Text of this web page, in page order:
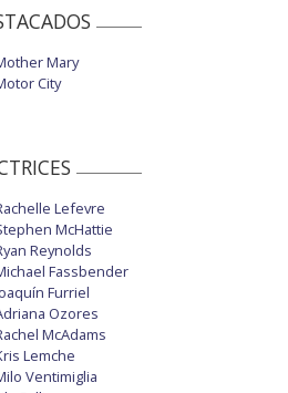
Mary
City
Lefevre
McHattie
Reynolds
Fassbender
Furriel
Ozores
McAdams
Lemche
Ventimiglia